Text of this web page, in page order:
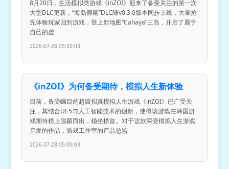
8月20日，生活模拟类游戏《inZOI》迎来了备受关注的第一次
大型DLC更新，“海岛假期”DLC随v0.3.0版本同步上线，大量抢
先体验玩家回到游戏，登上新地图“Cahaya”三岛，开启了属于
自己的虚
2026-07-28 05:30:03
《inZOI》为何备受期待，模拟人生新体验
目前，备受瞩目的超级拟真模拟人生游戏《inZOI》已广受关
注，其结合UE5与人工智能技术的创新，使得该游戏在韩国游
戏期待榜上脱颖而出，稳坐榜首。对于这款深受模拟人生游戏
启发的作品，游戏工作室的产品总监
2026-07-28 05:00:03